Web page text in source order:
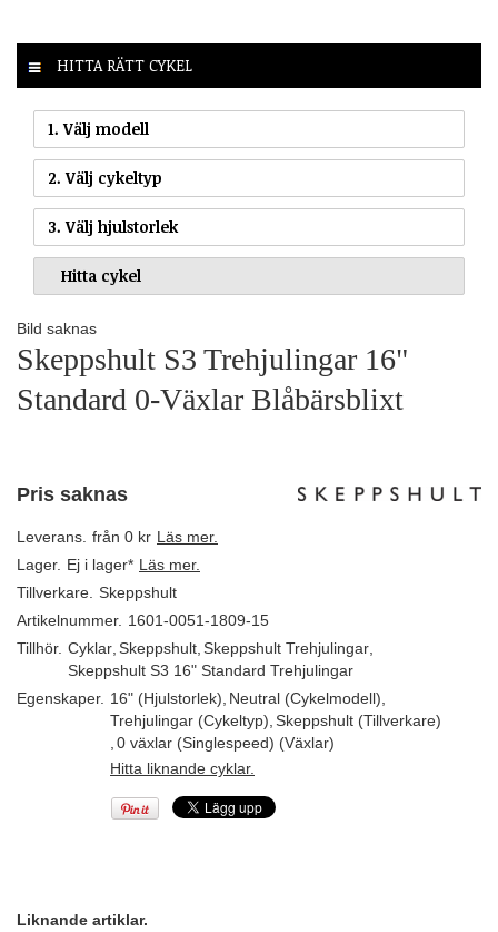
HITTA RÄTT CYKEL
1. Välj modell
2. Välj cykeltyp
3. Välj hjulstorlek
Bild saknas
Skeppshult S3 Trehjulingar 16"
Standard 0-Växlar Blåbärsblixt
Pris saknas
Leverans. från 0 kr Läs mer.
Lager. Ej i lager* Läs mer.
Tillverkare. Skeppshult
Artikelnummer. 1601-0051-1809-15
Tillhör. Cyklar Skeppshult Skeppshult Trehjulingar
Skeppshult S3 16" Standard Trehjulingar
Egenskaper. 16" (Hjulstorlek) Neutral (Cykelmodell)
Trehjulingar (Cykeltyp) Skeppshult (Tillverkare)
0 växlar (Singlespeed) (Växlar)
Hitta liknande cyklar.
Liknande artiklar.